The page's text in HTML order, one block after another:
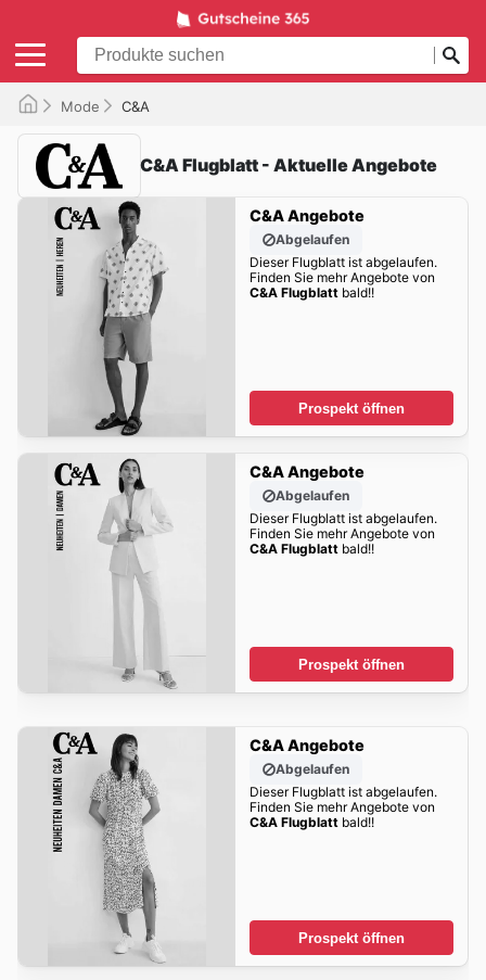
Mode C&A
C&A Flugblatt - Aktuelle Angebote
C&A Angebote
Abgelaufen
Dieser Flugblatt ist abgelaufen.
Finden Sie mehr Angebote von
C&A Flugblattbald!!
Prospekt öffnen
C&A Angebote
Abgelaufen
Dieser Flugblatt ist abgelaufen.
Finden Sie mehr Angebote von
C&A Flugblattbald!!
Prospekt öffnen
C&A Angebote
Abgelaufen
Dieser Flugblatt ist abgelaufen.
Finden Sie mehr Angebote von
C&A Flugblattbald!!
Prospekt öffnen